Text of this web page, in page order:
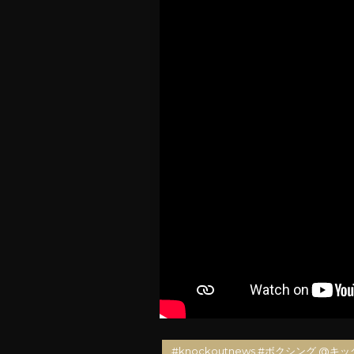
#knockoutnews #ボクシング @キッ